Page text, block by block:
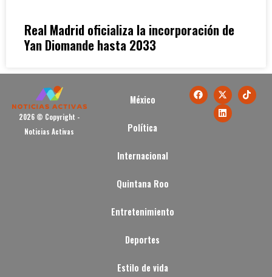
Real Madrid oficializa la incorporación de
Yan Diomande hasta 2033
2026 © Copyright -
Noticias Activas
México
Política
Internacional
Quintana Roo
Entretenimiento
Deportes
Estilo de vida